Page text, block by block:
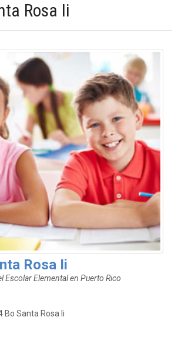
Rosa Ii
Rosa Ii
Escolar Elemental en Puerto Rico
Bo Santa Rosa Ii